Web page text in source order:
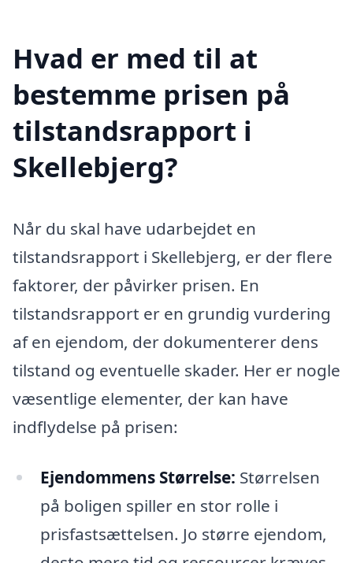
Hvad er med til at
bestemme prisen på
tilstandsrapport i
Skellebjerg?
Når du skal have udarbejdet en
tilstandsrapport i Skellebjerg, er der flere
faktorer, der påvirker prisen. En
tilstandsrapport er en grundig vurdering
af en ejendom, der dokumenterer dens
tilstand og eventuelle skader. Her er nogle
væsentlige elementer, der kan have
indflydelse på prisen:
Ejendommens Størrelse: Størrelsen
på boligen spiller en stor rolle i
prisfastsættelsen. Jo større ejendom,